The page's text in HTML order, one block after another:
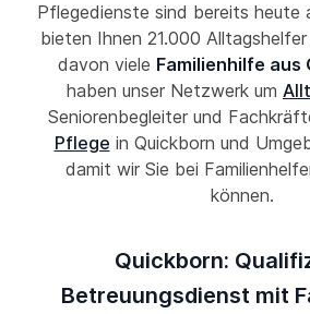
Pflegedienste sind bereits heute
bieten Ihnen 21.000
davon viele Familienhilfe aus
haben unser Netzwerk um
Seniorenbegleiter und
Pflege in Quickborn und
damit wir Sie bei
können.
Quickborn:
Betreuungsdienst mit